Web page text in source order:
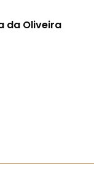
da Oliveira